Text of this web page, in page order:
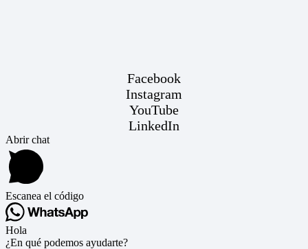
Facebook
Instagram
YouTube
LinkedIn
Abrir chat
Escanea el código
Hola
¿En qué podemos ayudarte?